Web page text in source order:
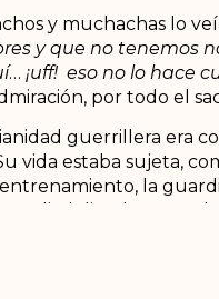
y muchachas lo
y que no tenemos
… ¡uff! eso no lo hace
por todo el
guerrillera era
vida estaba sujeta,
la